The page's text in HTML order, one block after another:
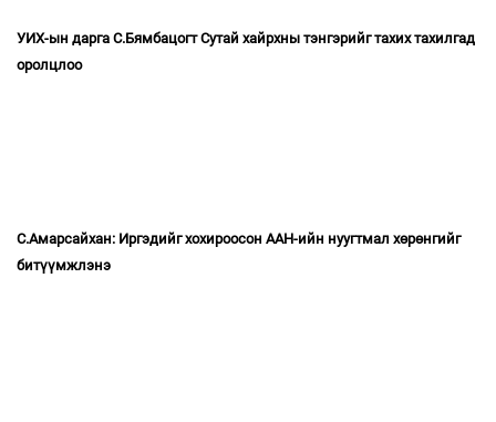
УИХ-ын дарга С.Бямбацогт Сутай хайрхны тэнгэрийг тахих тахилгад
оролцлоо
С.Амарсайхан: Иргэдийг хохироосон ААН-ийн нуугтмал хөрөнгийг
битүүмжлэнэ